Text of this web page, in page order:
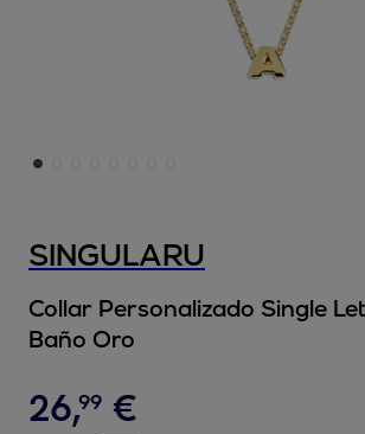
SINGULARU
Collar Personalizado Single
Baño Oro
26,99 €